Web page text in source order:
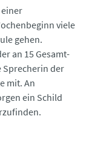
einer
viele
gehen.
an 15 Gesamt-
Sprecherin der
mit. An
ein Schild